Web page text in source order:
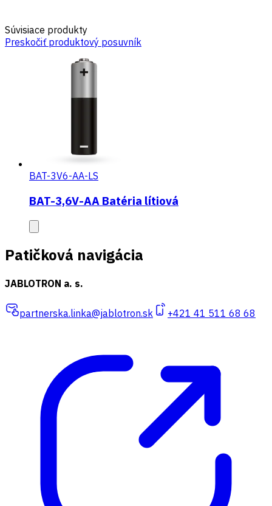
Súvisiace produkty
Preskočiť produktový posuvník
BAT-3V6-AA-LS
BAT-3,6V-AA Batéria lítiová
Patičková navigácia
JABLOTRON a. s.
partnerska.linka@jablotron.sk +421 41 511 68 68